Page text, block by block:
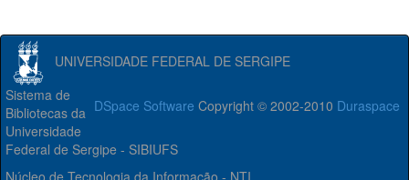
UNIVERSIDADE FEDERAL DE SERGIPE
DSpace Software Copyright © 2002-2010 Duraspace
Sistema de
Bibliotecas da
Universidade
Federal de Sergipe - SIBIUFS
Núcleo de Tecnologia da Informação - NTI